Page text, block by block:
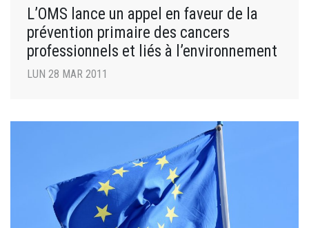
L’OMS lance un appel en faveur de la
prévention primaire des cancers
professionnels et liés à l’environnement
LUN 28 MAR 2011